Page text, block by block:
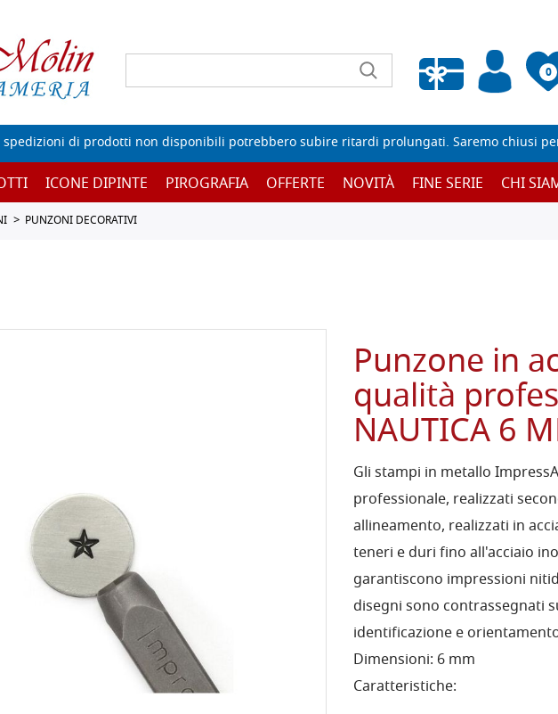
0
Wishlist vuota
spedizioni di prodotti non disponibili potrebbero subire ritardi prolungati. Saremo chiusi
ICONE DIPINTE PIROGRAFIA OFFERTE NOVITÀ FINE SERIE CHI
PUNZONI DECORATIVI
Punzone in
qualità
NAUTICA 6
Gli stampi in metallo
professionale, realizzati
allineamento, realizzati in
teneri e duri fino all'acciaio
garantiscono impressioni
disegni sono contrassegnati
identificazione e
Dimensioni: 6 mm
Caratteristiche: